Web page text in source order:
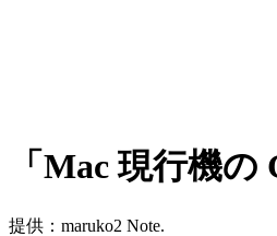
「Mac 現行機
提供：maruko2 Note.